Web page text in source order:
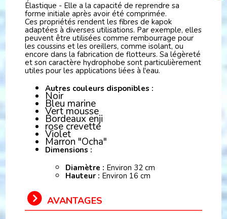
Élastique - Elle a la capacité de reprendre sa
forme initiale après avoir été comprimée.
Ces propriétés rendent les fibres de kapok
adaptées à diverses utilisations. Par exemple, elles
peuvent être utilisées comme rembourrage pour
les coussins et les oreillers, comme isolant, ou
encore dans la fabrication de flotteurs. Sa légèreté
et son caractère hydrophobe sont particulièrement
utiles pour les applications liées à l'eau.
Autres couleurs disponibles :
Noir
Bleu marine
Vert mousse
Bordeaux enji
rose crevette
Violet
Marron "Ocha"
Dimensions :
Diamètre : Environ 32 cm
Hauteur : Environ 16 cm
AVANTAGES